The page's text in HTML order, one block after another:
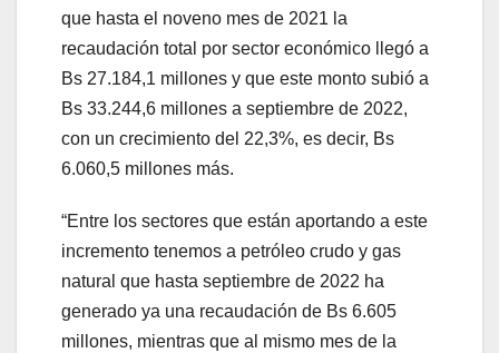
que hasta el noveno mes de 2021 la
recaudación total por sector económico llegó a
Bs 27.184,1 millones y que este monto subió a
Bs 33.244,6 millones a septiembre de 2022,
con un crecimiento del 22,3%, es decir, Bs
6.060,5 millones más.
“Entre los sectores que están aportando a este
incremento tenemos a petróleo crudo y gas
natural que hasta septiembre de 2022 ha
generado ya una recaudación de Bs 6.605
millones, mientras que al mismo mes de la